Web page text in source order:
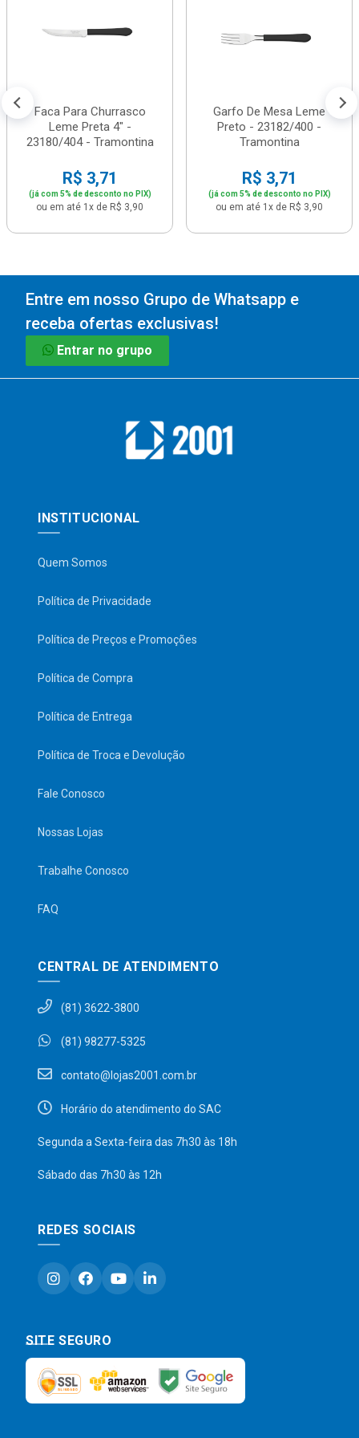
Faca Para Churrasco
Leme Preta 4" -
23180/404 - Tramontina
R$ 3,71
(já com 5% de desconto no PIX)
ou em até 1x de R$ 3,90
Garfo De Mesa Leme
Preto - 23182/400 -
Tramontina
R$ 3,71
(já com 5% de desconto no PIX)
ou em até 1x de R$ 3,90
Entre em nosso Grupo de Whatsapp e
receba ofertas exclusivas!
Entrar no grupo
INSTITUCIONAL
Quem Somos
Política de Privacidade
Política de Preços e Promoções
Política de Compra
Política de Entrega
Política de Troca e Devolução
Fale Conosco
Nossas Lojas
Trabalhe Conosco
FAQ
CENTRAL DE ATENDIMENTO
(81) 3622-3800
(81) 98277-5325
contato@lojas2001.com.br
Horário do atendimento do SAC
Segunda a Sexta-feira das 7h30 às 18h
Sábado das 7h30 às 12h
REDES SOCIAIS
SITE SEGURO